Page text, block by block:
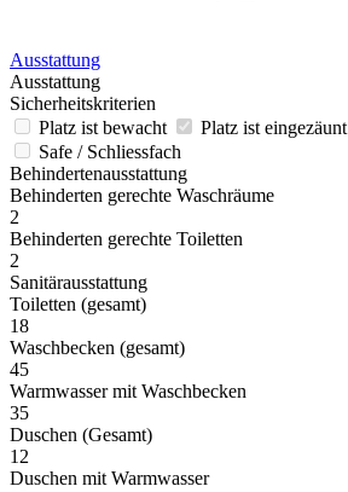
Ausstattung
Ausstattung
Sicherheitskriterien
Platz ist bewacht
Platz ist eingezäunt
Safe / Schliessfach
Behindertenausstattung
Behinderten gerechte Waschräume
2
Behinderten gerechte Toiletten
2
Sanitärausstattung
Toiletten (gesamt)
18
Waschbecken (gesamt)
45
Warmwasser mit Waschbecken
35
Duschen (Gesamt)
12
Duschen mit Warmwasser